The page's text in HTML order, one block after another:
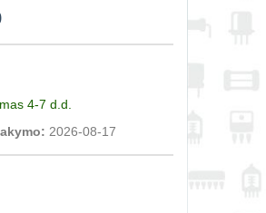
4-7 d.d.
2026-08-17